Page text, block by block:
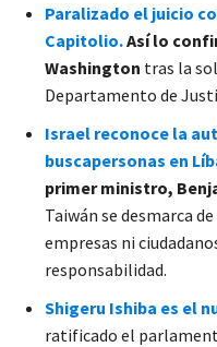
Paralizado el juicio
Capitolio.Así lo
Washington tras la
Departamento de
Israel reconoce la
buscapersonas en
primer ministro,
Taiwán se desmarca
empresas ni
responsabilidad.
Shigeru Ishiba es el
ratificado el